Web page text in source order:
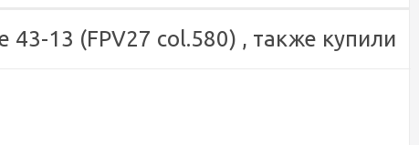
13 (FPV27 col.580) , также купили